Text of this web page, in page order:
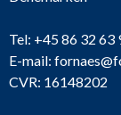
Tel: +45 86 32 63
E-mail:
CVR: 16148202